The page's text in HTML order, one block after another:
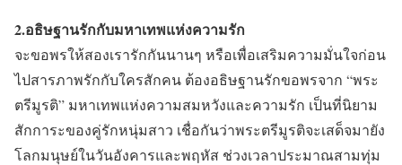
2.อธิษฐานรักกับมหาเทพแห่งความรัก
จะขอพรให้สองเรารักกันนานๆ หรือเพื่อเสริมความมั่นใจก่อน
ไปสารภาพรักกับใครสักคน ต้องอธิษฐานรักขอพรจาก “พระ
ตรีมูรติ” มหาเทพแห่งความสมหวังและความรัก เป็นที่นิยาม
สักการะของคู่รักหนุ่มสาว เชื่อกันว่าพระตรีมูรติจะเสด็จมายัง
โลกมนุษย์ในวันอังคารและพฤหัส ช่วงเวลาประมาณสามทุ่ม